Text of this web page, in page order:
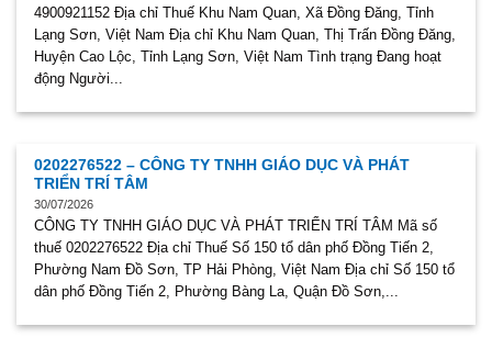
4900921152 Địa chỉ Thuế Khu Nam Quan, Xã Đồng Đăng, Tỉnh
Lạng Sơn, Việt Nam Địa chỉ Khu Nam Quan, Thị Trấn Đồng Đăng,
Huyện Cao Lộc, Tỉnh Lạng Sơn, Việt Nam Tình trạng Đang hoạt
động Người...
0202276522 – CÔNG TY TNHH GIÁO DỤC VÀ PHÁT
TRIỂN TRÍ TÂM
30/07/2026
CÔNG TY TNHH GIÁO DỤC VÀ PHÁT TRIỂN TRÍ TÂM Mã số
thuế 0202276522 Địa chỉ Thuế Số 150 tổ dân phố Đồng Tiến 2,
Phường Nam Đồ Sơn, TP Hải Phòng, Việt Nam Địa chỉ Số 150 tổ
dân phố Đồng Tiến 2, Phường Bàng La, Quận Đồ Sơn,...